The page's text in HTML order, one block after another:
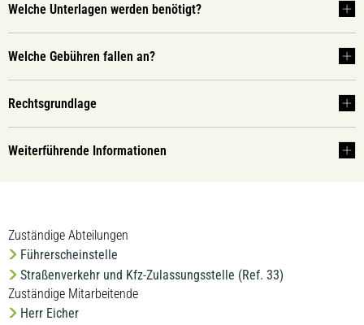
Welche Unterlagen werden benötigt?
Welche Gebühren fallen an?
Rechtsgrundlage
Weiterführende Informationen
Zuständige Abteilungen
Führerscheinstelle
Straßenverkehr und Kfz-Zulassungsstelle (Ref. 33)
Zuständige Mitarbeitende
Herr Eicher